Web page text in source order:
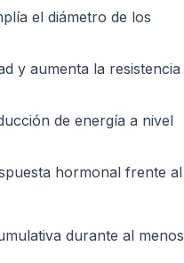
el diámetro de los
y aumenta la resistencia
de energía a nivel
hormonal frente al
durante al menos